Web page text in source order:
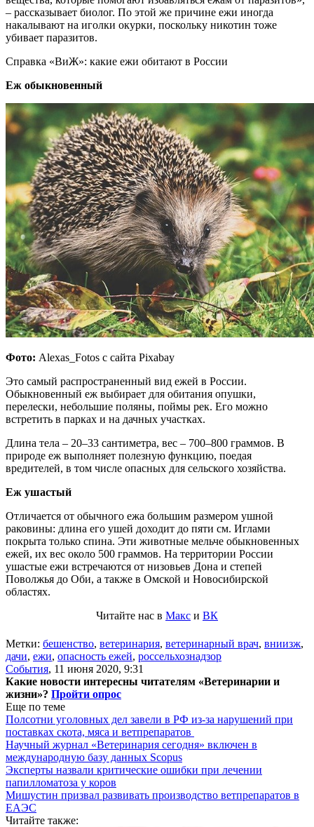
– рассказывает биолог. По этой же причине ежи иногда
накалывают на иголки окурки, поскольку никотин тоже
убивает паразитов.
Справка «ВиЖ»: какие ежи обитают в России
Еж обыкновенный
Фото: Alexas_Fotos с сайта Pixabay
Это самый распространенный вид ежей в России.
Обыкновенный еж выбирает для обитания опушки,
перелески, небольшие поляны, поймы рек. Его можно
встретить в парках и на дачных участках.
Длина тела – 20–33 сантиметра, вес – 700–800 граммов. В
природе еж выполняет полезную функцию, поедая
вредителей, в том числе опасных для сельского хозяйства.
Еж ушастый
Отличается от обычного ежа большим размером ушной
раковины: длина его ушей доходит до пяти см. Иглами
покрыта только спина. Эти животные мельче обыкновенных
ежей, их вес около 500 граммов. На территории России
ушастые ежи встречаются от низовьев Дона и степей
Поволжья до Оби, а также в Омской и Новосибирской
областях.
Читайте нас в Макс и ВК
Метки: бешенство, ветеринария, ветеринарный врач, вниизж,
дачи, ежи, опасность ежей, россельхознадзор
События, 11 июня 2020, 9:31
Какие новости интересны читателям «Ветеринарии и
жизни»? Пройти опрос
Еще по теме
Полсотни уголовных дел завели в РФ из-за нарушений при
поставках скота, мяса и ветпрепаратов
Научный журнал «Ветеринария сегодня» включен в
международную базу данных Scopus
Эксперты назвали критические ошибки при лечении
папилломатоза у коров
Мишустин призвал развивать производство ветпрепаратов в
ЕАЭС
Читайте также: